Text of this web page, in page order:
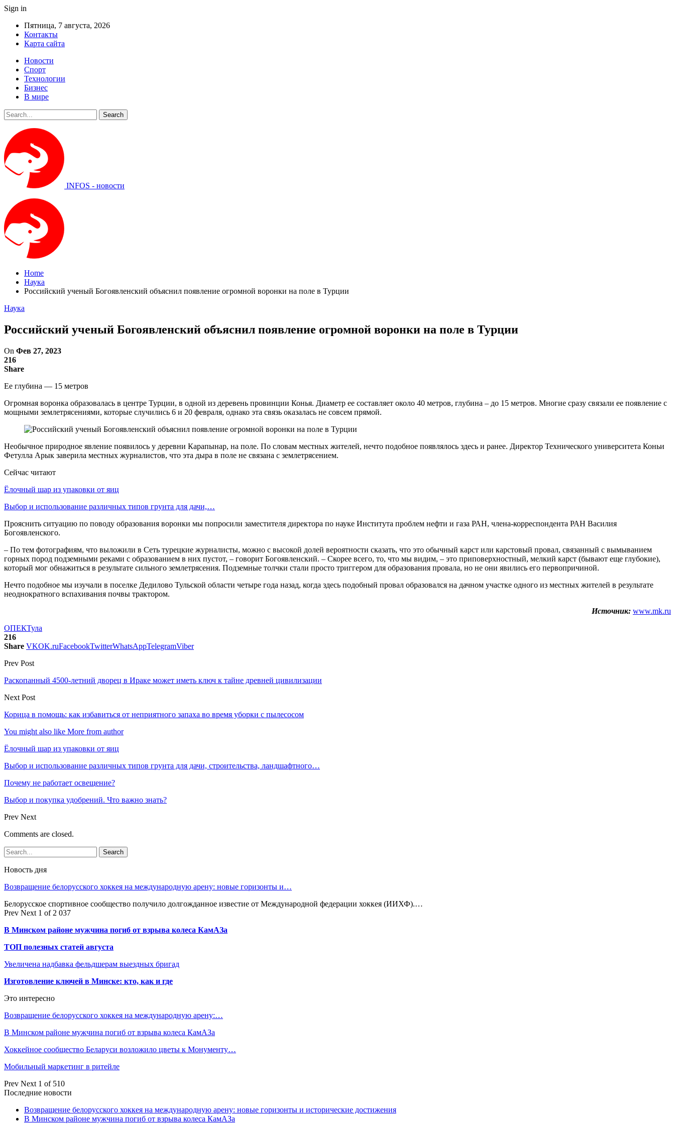
Sign in
Пятница, 7 августа, 2026
Контакты
Карта сайта
Новости
Спорт
Технологии
Бизнес
В мире
INFOS - новости
Home
Наука
Российский ученый Богоявленский объяснил появление огромной воронки на поле в Турции
Наука
Российский ученый Богоявленский объяснил появление огромной воронки на поле в Турции
On Фев 27, 2023
216
Share
Ее глубина — 15 метров
Огромная воронка образовалась в центре Турции, в одной из деревень провинции Конья. Диаметр ее составляет около 40 метров, глубина – до 15 метров. Многие сразу связали ее появление с
мощными землетрясениями, которые случились 6 и 20 февраля, однако эта связь оказалась не совсем прямой.
Необычное природное явление появилось у деревни Карапынар, на поле. По словам местных жителей, нечто подобное появлялось здесь и ранее. Директор Технического университета Коньи
Фетулла Арык заверила местных журналистов, что эта дыра в поле не связана с землетрясением.
Сейчас читают
Ёлочный шар из упаковки от яиц
Выбор и использование различных типов грунта для дачи,…
Прояснить ситуацию по поводу образования воронки мы попросили заместителя директора по науке Института проблем нефти и газа РАН, члена-корреспондента РАН Василия
Богоявленского.
– По тем фотографиям, что выложили в Сеть турецкие журналисты, можно с высокой долей вероятности сказать, что это обычный карст или карстовый провал, связанный с вымыванием
горных пород подземными реками с образованием в них пустот, – говорит Богоявленский. – Скорее всего, то, что мы видим, – это приповерхностный, мелкий карст (бывают еще глубокие),
который мог обнажиться в результате сильного землетрясения. Подземные толчки стали просто триггером для образования провала, но не они явились его первопричиной.
Нечто подобное мы изучали в поселке Дедилово Тульской области четыре года назад, когда здесь подобный провал образовался на дачном участке одного из местных жителей в результате
неоднократного вспахивания почвы трактором.
Источник: www.mk.ru
ОПЕКТула
216
Share VKOK.ruFacebookTwitterWhatsAppTelegramViber
Prev Post
Раскопанный 4500-летний дворец в Ираке может иметь ключ к тайне древней цивилизации
Next Post
Корица в помощь: как избавиться от неприятного запаха во время уборки с пылесосом
You might also like More from author
Ёлочный шар из упаковки от яиц
Выбор и использование различных типов грунта для дачи, строительства, ландшафтного…
Почему не работает освещение?
Выбор и покупка удобрений. Что важно знать?
Prev Next
Comments are closed.
Новость дня
Возвращение белорусского хоккея на международную арену: новые горизонты и…
Белорусское спортивное сообщество получило долгожданное известие от Международной федерации хоккея (ИИХФ).…
Prev Next 1 of 2 037
В Минском районе мужчина погиб от взрыва колеса КамАЗа
ТОП полезных статей августа
Увеличена надбавка фельдшерам выездных бригад
Изготовление ключей в Минске: кто, как и где
Это интересно
Возвращение белорусского хоккея на международную арену:…
В Минском районе мужчина погиб от взрыва колеса КамАЗа
Хоккейное сообщество Беларуси возложило цветы к Монументу…
Мобильный маркетинг в ритейле
Prev Next 1 of 510
Последние новости
Возвращение белорусского хоккея на международную арену: новые горизонты и исторические достижения
В Минском районе мужчина погиб от взрыва колеса КамАЗа